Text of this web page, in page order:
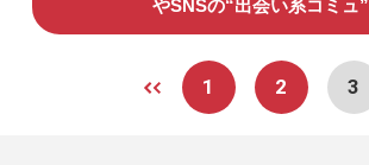
やSNSの“出会い系コミュ”
1 2 3